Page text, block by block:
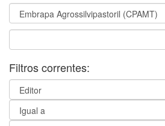
Filtros correntes: